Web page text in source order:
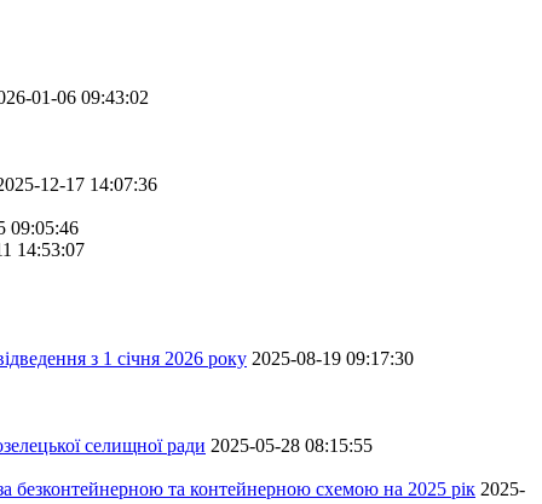
01-06 09:43:02
12-17 14:07:36
09:05:46
14:53:07
з 1 січня 2026 року 2025-08-19 09:17:30
селищної ради 2025-05-28 08:15:55
безконтейнерною та контейнерною схемою на 2025 рік 2025-